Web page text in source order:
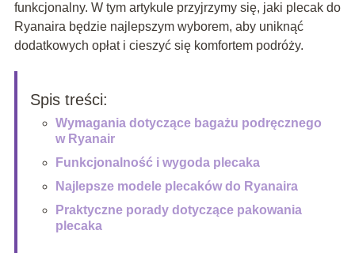
funkcjonalny. W tym artykule przyjrzymy się, jaki plecak do
Ryanaira będzie najlepszym wyborem, aby uniknąć
dodatkowych opłat i cieszyć się komfortem podróży.
Spis treści:
Wymagania dotyczące bagażu podręcznego
w Ryanair
Funkcjonalność i wygoda plecaka
Najlepsze modele plecaków do Ryanaira
Praktyczne porady dotyczące pakowania
plecaka